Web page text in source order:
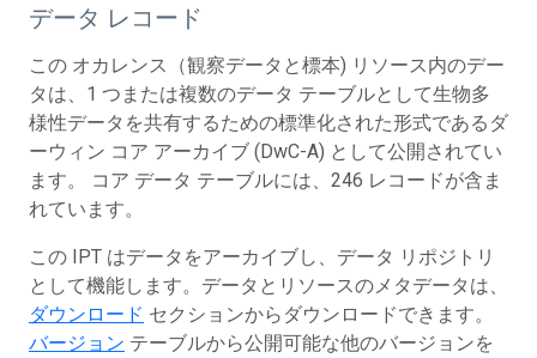
データ レコード
この オカレンス（観察データと標本) リソース内のデー
タは、1 つまたは複数のデータ テーブルとして生物多
様性データを共有するための標準化された形式であるダ
ーウィン コア アーカイブ (DwC-A) として公開されてい
ます。 コア データ テーブルには、246 レコードが含ま
れています。
この IPT はデータをアーカイブし、データ リポジトリ
として機能します。データとリソースのメタデータは、
ダウンロード セクションからダウンロードできます。
バージョン テーブルから公開可能な他のバージョンを